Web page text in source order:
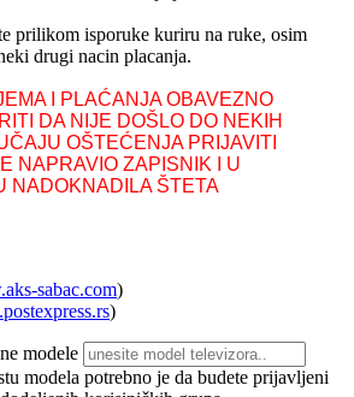
prilikom isporuke kuriru na ruke, osim
drugi nacin placanja.
I PLAĆANJA OBAVEZNO
DA NIJE DOŠLO DO NEKIH
OŠTEĆENJA PRIJAVITI
NAPRAVIO ZAPISNIK I U
NADOKNADILA ŠTETA
sabac.com)
)
modele
modela potrebno je da budete prijavljeni